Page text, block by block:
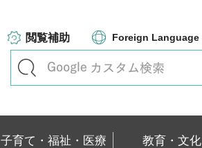
閲覧補助 Foreign Language
子育て・福祉・医療 教育・文化